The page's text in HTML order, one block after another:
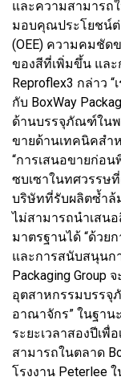
และความสามารถ
มอบคุณประโยชน์ต่
(OEE) ความคมชัด
ของสีที่เพิ่มขึ้น และ
Reproflex3 กล่าว
กับ BoxWay
ด้านบรรจุภัณฑ์ในพ
ขายด้านเทคนิคสำ
“การเสนอขายก่อ
ซบเซาในทศวรรษที่
บริษัทที่รับผลิตซ้ำล้
ไม่สามารถนำเสน
มาตรฐานได้ “ด้วย
และการสนับสนุนก
Packaging Group
อุตสาหกรรมบรร
อาณาจักร” ในฐาน
ระยะเวลาสองปีเ
สามารถในตลาด
โรงงาน Peterlee